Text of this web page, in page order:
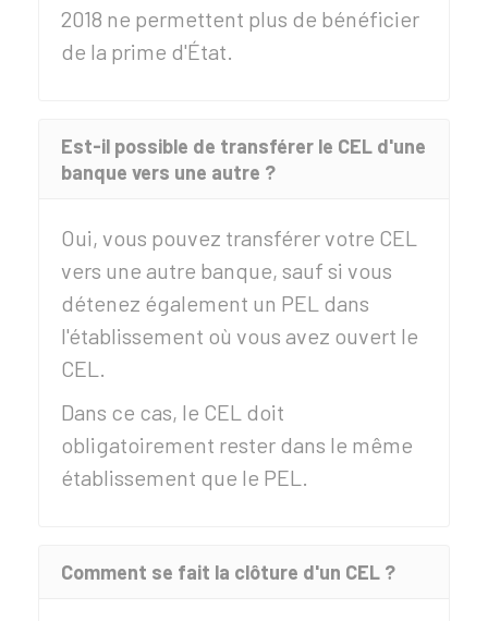
2018 ne permettent plus de bénéficier
de la prime d'État.
Est-il possible de transférer le CEL d'une
banque vers une autre ?
Oui, vous pouvez transférer votre CEL
vers une autre banque, sauf si vous
détenez également un PEL dans
l'établissement où vous avez ouvert le
CEL.
Dans ce cas, le CEL doit
obligatoirement rester dans le même
établissement que le PEL.
Comment se fait la clôture d'un CEL ?